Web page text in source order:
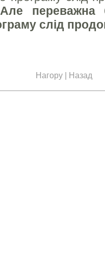
Але переважна
слід
Нагору | Назад